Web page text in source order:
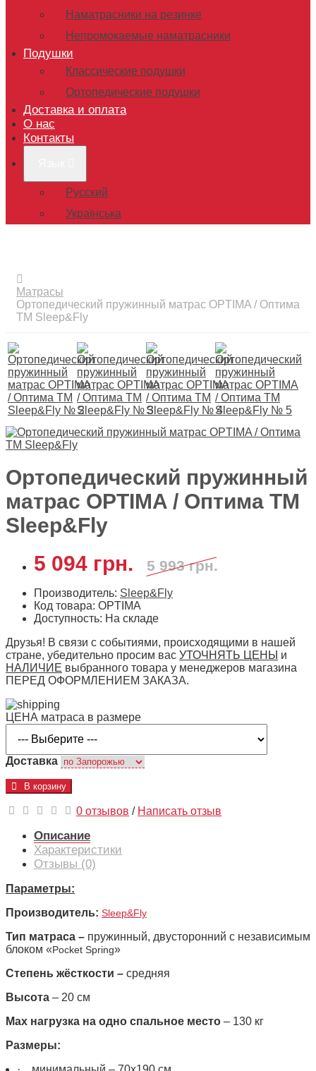
Наматрасники на резинке
Непромокаемые наматрасники
Подушки
Классические подушки
Ортопедические подушки
Доставка и оплата
О нас
Контакты
Русский
Українська
Матрасы
Ортопедический пружинный матрас OPTIMA / Оптима
ТМ Sleep&Fly
Ортопедический пружинный
матрас OPTIMA / Оптима ТМ
Sleep&Fly
5 094 грн.
5 993 грн.
Производитель: Sleep&Fly
Код товара: OPTIMA
Доступность: На складе
Друзья! В связи с событиями, происходящими в нашей
стране, убедительно просим вас УТОЧНЯТЬ ЦЕНЫ и
НАЛИЧИЕ выбранного товара у менеджеров магазина
ПЕРЕД ОФОРМЛЕНИЕМ ЗАКАЗА.
ЦЕНА матраса в размере
Доставка
В корзину
0 отзывов / Написать отзыв
Описание
Характеристики
Отзывы (0)
Параметры:
Производитель: Sleep&Fly
Тип матраса – пружинный, двусторонний с независимым
блоком «Pocket Spring»
Степень жёсткости – средняя
Высота – 20 см
Max нагрузка на одно спальное место – 130 кг
Размеры: